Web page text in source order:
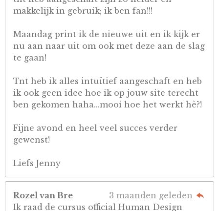
makkelijk in gebruik; ik ben fan!!!
Maandag print ik de nieuwe uit en ik kijk er
nu aan naar uit om ook met deze aan de slag
te gaan!
Tnt heb ik alles intuïtief aangeschaft en heb
ik ook geen idee hoe ik op jouw site terecht
ben gekomen haha...mooi hoe het werkt hè?!
Fijne avond en heel veel succes verder
gewenst!
Liefs Jenny
Rozel van Bre
3 maanden geleden
Ik raad de cursus official Human Design